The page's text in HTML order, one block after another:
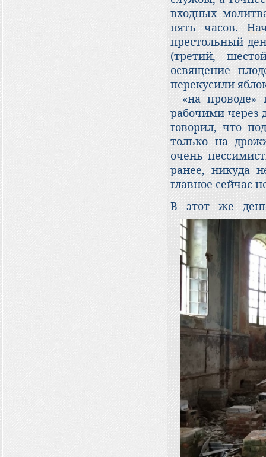
входных
пять часов.
престольный
(третий,
освящение
перекусили
– «на проводе»
рабочими через
говорил, что
только на
очень
ранее, никуда
главное сейчас
В этот же